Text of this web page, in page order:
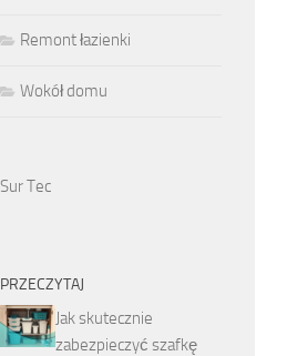
Remont łazienki
Wokół domu
Sur Tec
PRZECZYTAJ
Jak skutecznie
zabezpieczyć szafkę